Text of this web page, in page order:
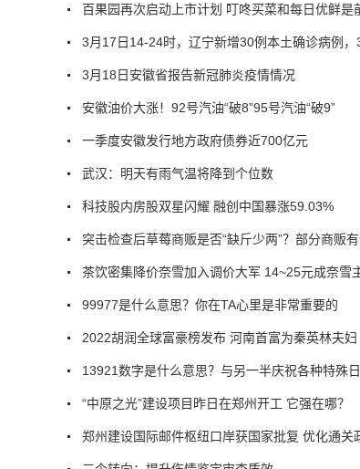
百果园再次启动上市计划 叮咚买菜和每日优鲜是
3月17日14-24时，辽宁新增30例本土确诊病例，
3月18日安徽省报告新冠肺炎疫情情况
安徽油价大涨！92号汽油“破8”95号汽油“破9”
一季度安徽发行地方政府债券近700亿元
武汉：明天有雨气温将降到个位数
科技股内房股双星闪耀 融创中国暴涨59.03%
突击检查后草莓商贩是否“缺斤少两”？部分商贩
茶饮密集降价奈雪加入调价大军 14~25元成奈雪
99977是什么意思？你在TA心里是非常重要的
2022胡润全球富豪榜发布 河南首富为秦英林夫妇
13921数字是什么意思？与另一半庆祝各种特殊
“中原之光”建设项目昨日在郑州开工 它强在哪？
郑州建设国际邮件枢纽口岸获国家批复 优化通关